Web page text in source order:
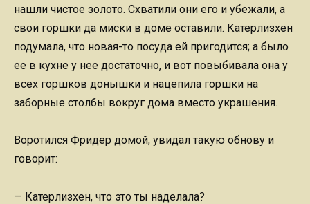
нашли чистое золото. Схватили они его и убежали, а
свои горшки да миски в доме оставили. Катерлизхен
подумала, что новая-то посуда ей пригодится; а было
ее в кухне у нее достаточно, и вот повыбивала она у
всех горшков донышки и нацепила горшки на
заборные столбы вокруг дома вместо украшения.
Воротился Фридер домой, увидал такую обнову и
говорит:
— Катерлизхен, что это ты наделала?